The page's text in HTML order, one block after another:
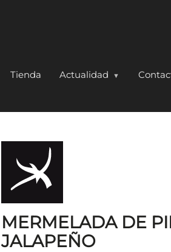
Tienda Actualidad
MERMELADA DE
JALAPEÑO